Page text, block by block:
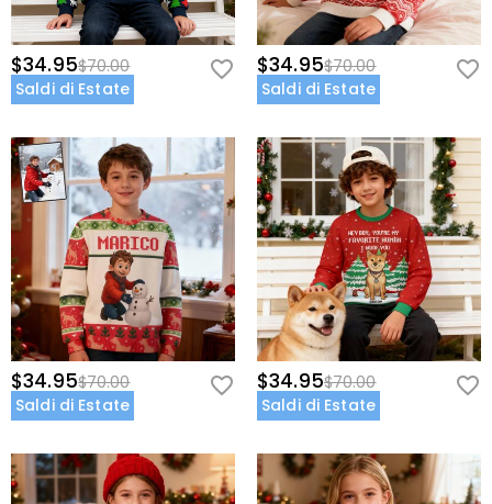
$34.95$70.00
Saldi di Estate
$34.95$70.00
Saldi di Estate
$34.95$70.00
Saldi di Estate
$34.95$70.00
Saldi di Estate